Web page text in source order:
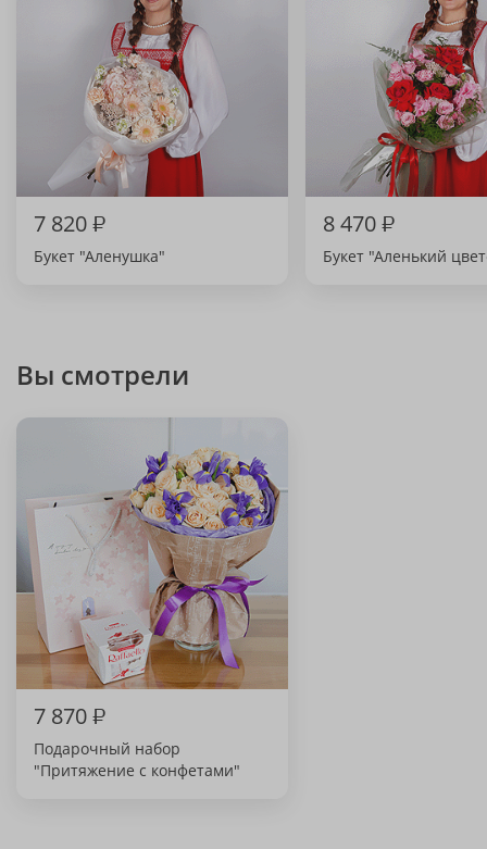
7 820₽
Букет "Аленушка"
8 470₽
Букет "Аленький
Вы смотрели
7 870₽
Подарочный набор
"Притяжение с конфетами"